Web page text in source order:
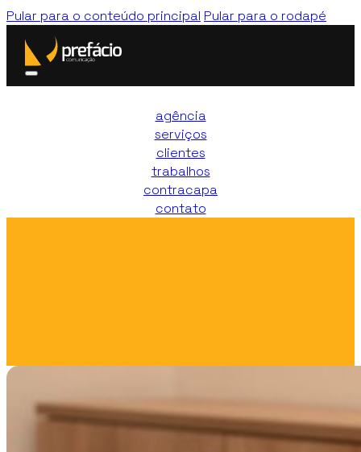
Pular para o conteúdo principal Pular para o rodapé
agência
serviços
clientes
trabalhos
contracapa
contato